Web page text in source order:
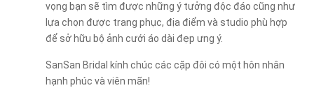
vọng bạn sẽ tìm được những ý tưởng độc đáo cũng như
lựa chọn được trang phục, địa điểm và studio phù hợp
để sở hữu bộ ảnh cưới áo dài đẹp ưng ý.
SanSan Bridal kính chúc các cặp đôi có một hôn nhân
hạnh phúc và viên mãn!